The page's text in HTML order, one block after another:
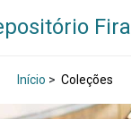
Fira
Início > Coleções